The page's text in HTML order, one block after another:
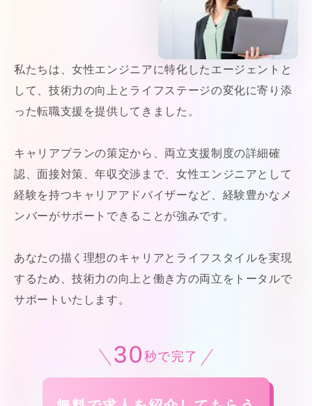
私たちは、女性エンジニアに特化したエージェントと
して、技術力の向上とライフステージの変化に寄り添
った転職支援を提供してきました。
キャリアプランの策定から、両立支援制度の詳細確
認、面接対策、年収交渉まで、女性エンジニアとして
経験を持つキャリアアドバイザーなど、経験豊かなメ
ンバーがサポートできることが強みです。
あなたの描く理想のキャリアとライフスタイルを実現
するため、技術力の向上と働き方の両立をトータルで
サポートいたします。
30 秒で完了